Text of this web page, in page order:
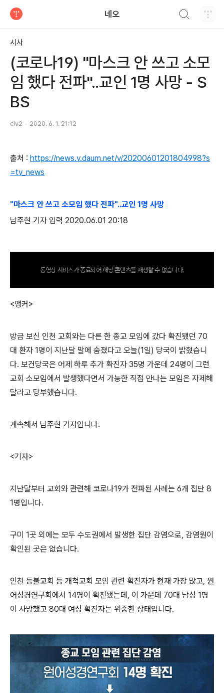
네오
시사
(코로나19) "마스크 안 쓰고 소모
임 했다 전파"..교인 1명 사망 - S
BS
civ2 2020. 6. 1. 21:12
출처 : https://news.v.daum.net/v/20200601201804998?s
=tv_news
"마스크 안 쓰고 소모임 했다 전파"..교인 1명 사망
남주현 기자 입력 2020.06.01 20:18
동영상 서비스가 종료되어 해당 콘텐츠를 재생할 수 없습니다.
<앵커>
방금 보신 인천 교회와는 다른 한 종교 모임에 갔다 확진됐던 70
대 환자 1명이 지난달 말에 숨졌다고 오늘(1일) 당국이 밝혔습니
다. 보건당국은 어제 하루 추가 확진자 35명 가운데 24명이 그런
교회 소모임에서 발생했다면서 가능한 직접 만나는 모임은 자제해
달라고 당부했습니다.
계속해서 남주현 기자입니다.
<기자>
지난달부터 교회와 관련해 코로나19가 전파된 사례는 6개 집단 8
1명입니다.
구미 1곳 외에는 모두 수도권에서 발생한 집단 감염으로, 감염원이
확인된 곳은 없습니다.
인천 등불교회 등 개척교회 모임 관련 확진자가 현재 가장 많고, 원
어성경연구회에서 14명이 확진됐는데, 이 가운데 70대 남성 1명
이 사망했고 80대 여성 확진자는 위중한 상태입니다.